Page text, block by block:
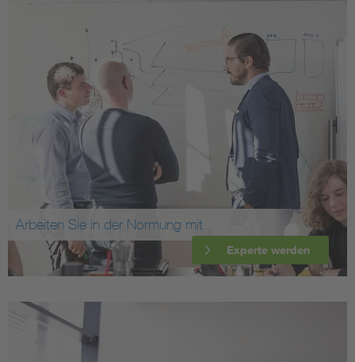
Arbeiten Sie in der Normung mit
Experte werden